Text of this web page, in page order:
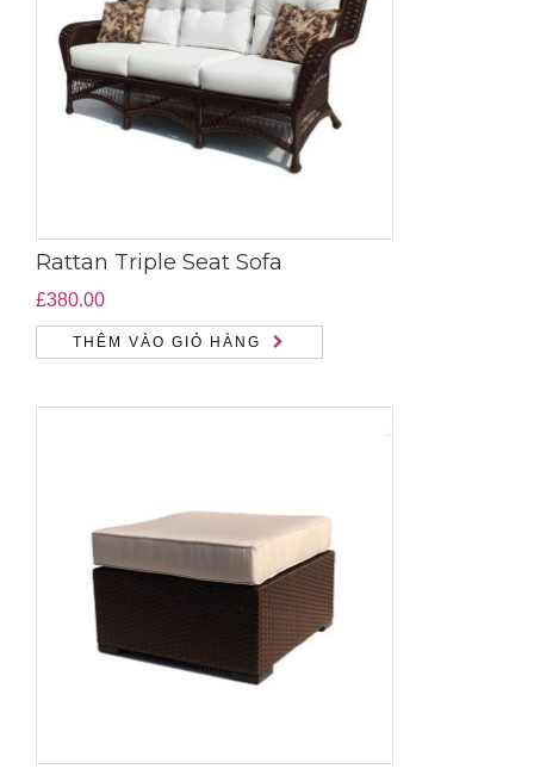
Rattan Triple Seat Sofa
£380.00
THÊM VÀO GIỎ HÀNG